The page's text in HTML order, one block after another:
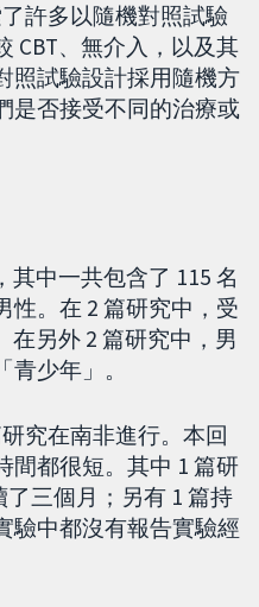
許多以隨機對照試驗
CBT、無介入，以及其
照試驗設計採用隨機方
是否接受不同的治療或
其中一共包含了 115 名
性。在 2 篇研究中，受
在另外 2 篇研究中，男
少年」。
究在南非進行。本回
間都很短。其中 1 篇研
三個月；另有 1 篇持
驗中都沒有報告實驗經